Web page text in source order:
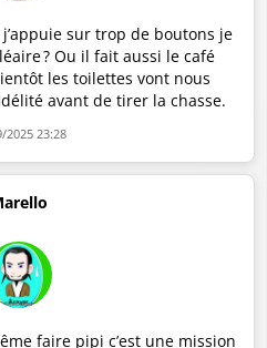
sur trop de boutons je
? Ou il fait aussi le café
les toilettes vont nous
avant de tirer la chasse.
2025 23:28
faire pipi c’est une mission